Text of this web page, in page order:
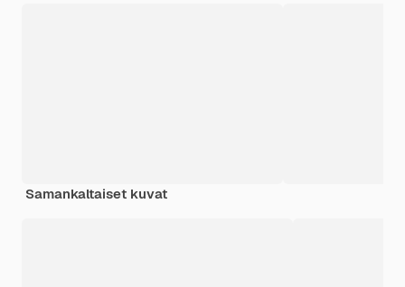
Samankaltaiset kuvat